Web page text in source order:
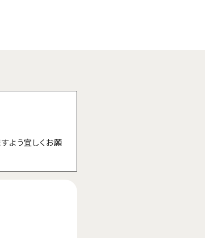
よう宜しくお願